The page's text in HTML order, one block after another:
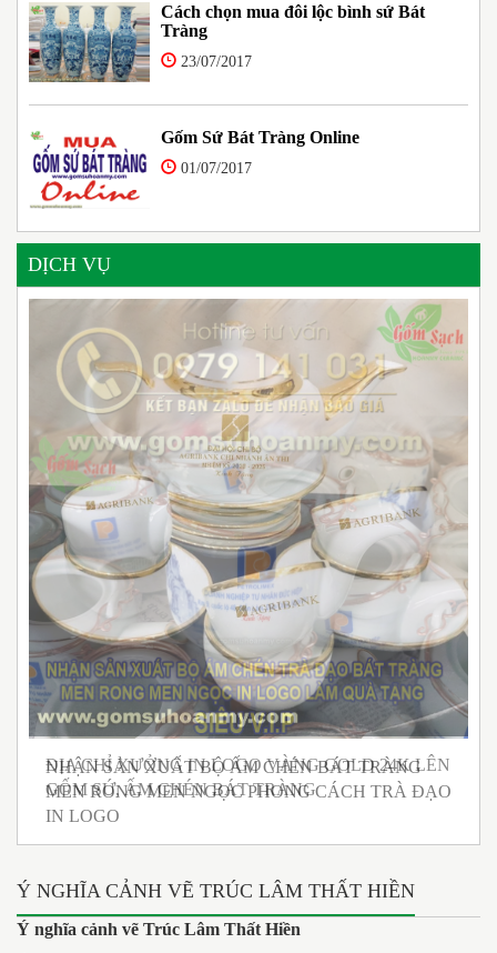
Cách chọn mua đôi lộc bình sứ Bát
Tràng
23/07/2017
Gốm Sứ Bát Tràng Online
01/07/2017
DỊCH VỤ
NHẬN SẢN XUẤT BỘ ẤM CHÉN BÁT TRÀNG
MEN RONG MEN NGỌC PHONG CÁCH TRÀ ĐẠO
IN LOGO
Ý NGHĨA CẢNH VẼ TRÚC LÂM THẤT HIỀN
Ý nghĩa cảnh vẽ Trúc Lâm Thất Hiền